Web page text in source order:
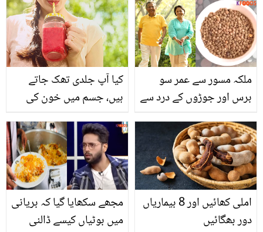
سے مچھر آپ سے خوش ہو
کر خُون پینے کا سوچتا ہے؟
خواتین کو ضرور معلوم
ہونے چاہیئیں
کیا آپ جلدی تھک جاتے
ہیں، جسم میں خون کی
انرجی ڈرنک کو گھر پر
بنائیں، روزانہ پئیں اور
مدافعتی نظام کو مضبوط
بنائیں!
ملکہ مسور سے عمر سو
برس اور جوڑوں کے درد سے
بتائی جانے والی اس دال کا
جادوئی سفوف بنانے کا
طریقہ
مجھے سکھایا گیا کہ بریانی
میں بوٹیاں کیسے ڈالنی
املی کھائیں اور 8 بیماریاں
دور بھگائیں